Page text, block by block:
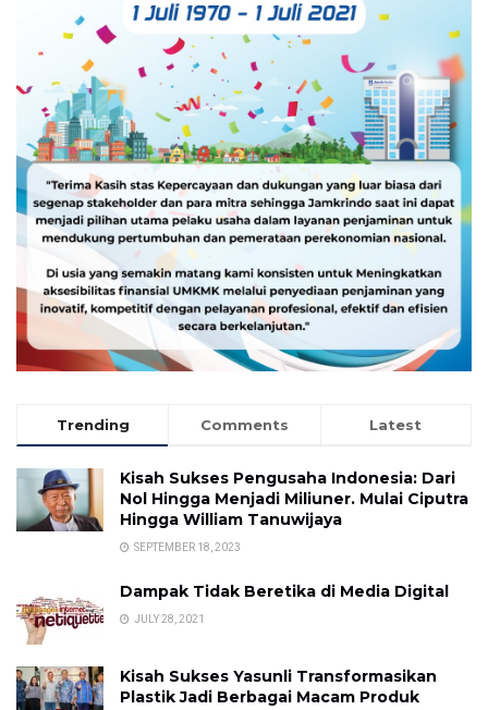
Trending Comments Latest
Kisah Sukses Pengusaha Indonesia: Dari
Nol Hingga Menjadi Miliuner. Mulai Ciputra
Hingga William Tanuwijaya
SEPTEMBER 18, 2023
Dampak Tidak Beretika di Media Digital
JULY 28, 2021
Kisah Sukses Yasunli Transformasikan
Plastik Jadi Berbagai Macam Produk